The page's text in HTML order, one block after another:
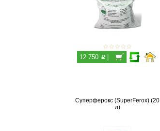
12 750 p
Суперферокс (SuperFerox) (20
л)